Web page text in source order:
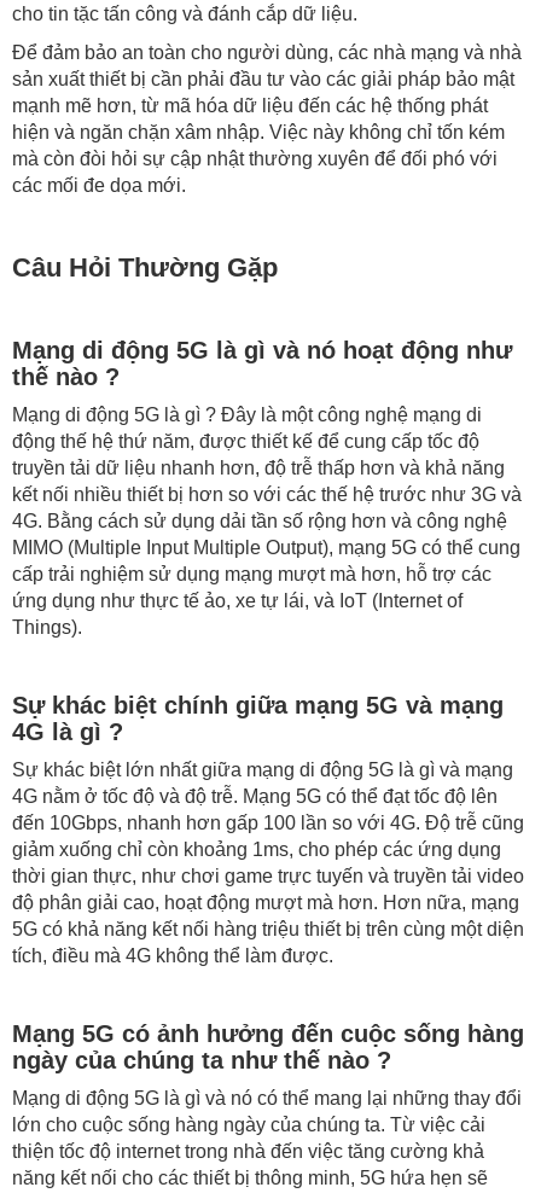
cho tin tặc tấn công và đánh cắp dữ liệu.
Để đảm bảo an toàn cho người dùng, các nhà mạng và nhà
sản xuất thiết bị cần phải đầu tư vào các giải pháp bảo mật
mạnh mẽ hơn, từ mã hóa dữ liệu đến các hệ thống phát
hiện và ngăn chặn xâm nhập. Việc này không chỉ tốn kém
mà còn đòi hỏi sự cập nhật thường xuyên để đối phó với
các mối đe dọa mới.
Câu Hỏi Thường Gặp
Mạng di động 5G là gì và nó hoạt động như
thế nào ?
Mạng di động 5G là gì ? Đây là một công nghệ mạng di
động thế hệ thứ năm, được thiết kế để cung cấp tốc độ
truyền tải dữ liệu nhanh hơn, độ trễ thấp hơn và khả năng
kết nối nhiều thiết bị hơn so với các thế hệ trước như 3G và
4G. Bằng cách sử dụng dải tần số rộng hơn và công nghệ
MIMO (Multiple Input Multiple Output), mạng 5G có thể cung
cấp trải nghiệm sử dụng mạng mượt mà hơn, hỗ trợ các
ứng dụng như thực tế ảo, xe tự lái, và IoT (Internet of
Things).
Sự khác biệt chính giữa mạng 5G và mạng
4G là gì ?
Sự khác biệt lớn nhất giữa mạng di động 5G là gì và mạng
4G nằm ở tốc độ và độ trễ. Mạng 5G có thể đạt tốc độ lên
đến 10Gbps, nhanh hơn gấp 100 lần so với 4G. Độ trễ cũng
giảm xuống chỉ còn khoảng 1ms, cho phép các ứng dụng
thời gian thực, như chơi game trực tuyến và truyền tải video
độ phân giải cao, hoạt động mượt mà hơn. Hơn nữa, mạng
5G có khả năng kết nối hàng triệu thiết bị trên cùng một diện
tích, điều mà 4G không thể làm được.
Mạng 5G có ảnh hưởng đến cuộc sống hàng
ngày của chúng ta như thế nào ?
Mạng di động 5G là gì và nó có thể mang lại những thay đổi
lớn cho cuộc sống hàng ngày của chúng ta. Từ việc cải
thiện tốc độ internet trong nhà đến việc tăng cường khả
năng kết nối cho các thiết bị thông minh, 5G hứa hẹn sẽ